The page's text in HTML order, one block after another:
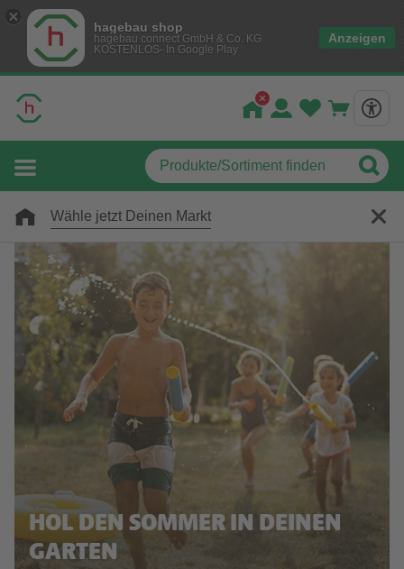
hagebau shop
hagebau connect GmbH & Co. KG
KOSTENLOS- In Google Play
Anzeigen
Wähle jetzt Deinen Markt
HOL DEN SOMMER IN DEINEN
GARTEN